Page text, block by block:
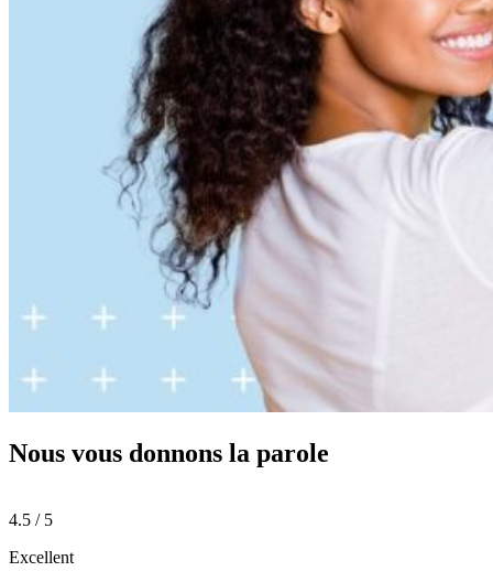
Nous vous donnons la parole
4.5 / 5
Excellent